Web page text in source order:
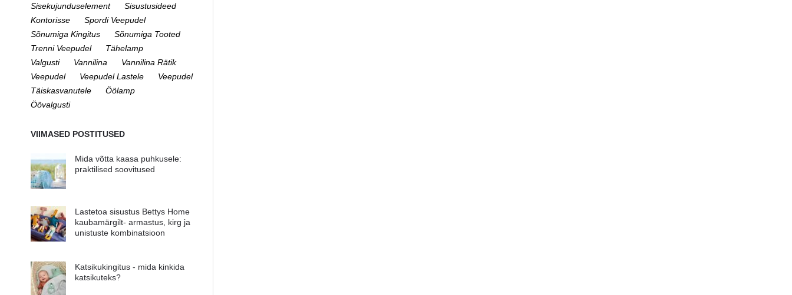
Sisekujunduselement
Sisustusideed
Kontorisse
Spordi Veepudel
Sõnumiga Kingitus
Sõnumiga Tooted
Trenni Veepudel
Tähelamp
Valgusti
Vannilina
Vannilina Rätik
Veepudel
Veepudel Lastele
Veepudel
Täiskasvanutele
Öölamp
Öövalgusti
VIIMASED POSTITUSED
Mida võtta kaasa puhkusele:
praktilised soovitused
Lastetoa sisustus Bettys Home
kaubamärgilt- armastus, kirg ja
unistuste kombinatsioon
Katsikukingitus - mida kinkida
katsikuteks?